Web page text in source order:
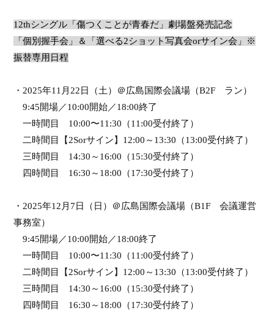
12thシングル「傷つくことが青春だ」劇場盤発売記念
「個別握手会」＆「選べる2ショット写真会orサイン会」※
振替専用日程
・2025年11月22 日（土）＠広島国際会議場（B2F ラン）
9:45開場／10:00開始／18:00終了
一時間目 10:00〜11:30 （11:00受付終了）
二時間目【2Sorサイン】 12:00 ～ 13:30 （13:00受付終了）
三時間目 14:30 ～ 16:00 （15:30受付終了）
四時間目 16:30 ～ 18:00 （17:30受付終了）
・2025年12月 7 日（日）＠広島国際会議場（B1F 会議運営
事務室）
9:45開場／10:00開始／18:00終了
一時間目 10:00〜11:30 （11:00受付終了）
二時間目【2Sorサイン】 12:00 ～ 13:30 （13:00受付終了）
三時間目 14:30 ～ 16:00 （15:30受付終了）
四時間目 16:30 ～ 18:00 （17:30受付終了）